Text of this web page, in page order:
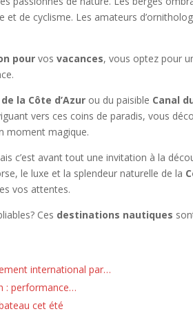
de cyclisme. Les amateurs
pour vosvacances, vous optez pour
la Côte d’Azur ou du paisible Canal
vers ces coins de paradis, vous
moment magique.
c’est avant tout une invitation à la
le luxe et la splendeur naturelle de la
vos attentes.
Ces destinations nautiques
international par…
: performance…
cet été